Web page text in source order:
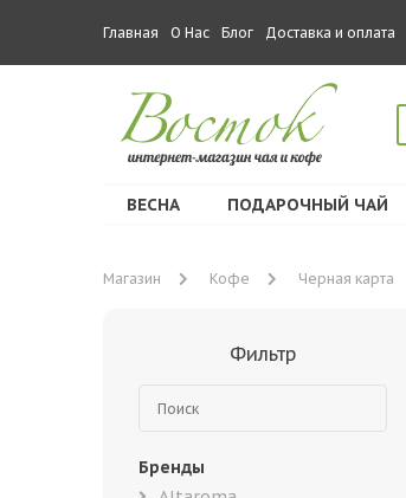
Главная О Нас Блог Доставка и оплата
ВЕСНА ПОДАРОЧНЫЙ ЧАЙ
Магазин Кофе Черная карта
Фильтр
Бренды